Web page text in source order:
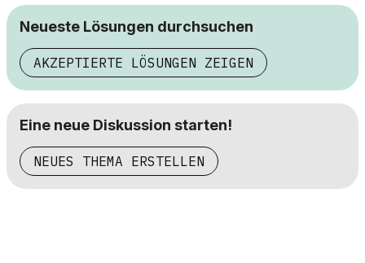
Neueste Lösungen durchsuchen
AKZEPTIERTE LÖSUNGEN ZEIGEN
Eine neue Diskussion starten!
NEUES THEMA ERSTELLEN